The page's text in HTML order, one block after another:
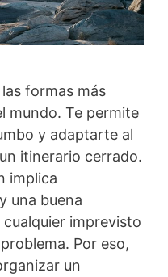
formas más
mundo. Te permite
y adaptarte al
itinerario cerrado.
implica
una buena
imprevisto
Por eso,
un